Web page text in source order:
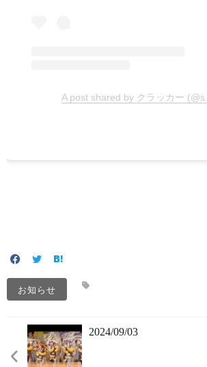
A post shared by クラッカー
お知らせ
2024/09/03